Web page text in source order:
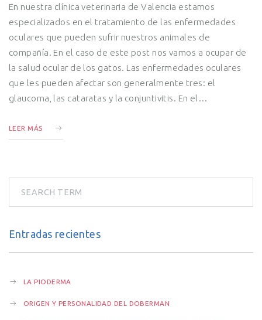
En nuestra clínica veterinaria de Valencia estamos
especializados en el tratamiento de las enfermedades
oculares que pueden sufrir nuestros animales de
compañía. En el caso de este post nos vamos a ocupar de
la salud ocular de los gatos. Las enfermedades oculares
que les pueden afectar son generalmente tres: el
glaucoma, las cataratas y la conjuntivitis. En el…
LEER MÁS
Entradas recientes
LA PIODERMA
ORIGEN Y PERSONALIDAD DEL DOBERMAN